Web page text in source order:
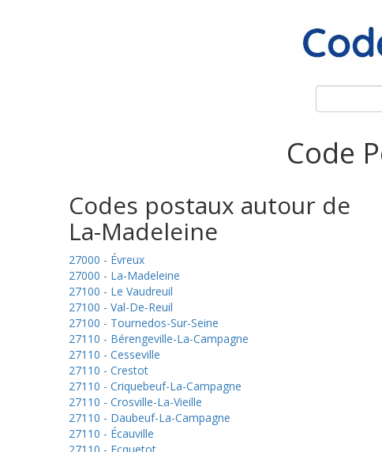
Code
Codes postaux autour de
La-Madeleine
27000 - Évreux
27000 - La-Madeleine
27100 - Le Vaudreuil
27100 - Val-De-Reuil
27100 - Tournedos-Sur-Seine
27110 - Bérengeville-La-Campagne
27110 - Cesseville
27110 - Crestot
27110 - Criquebeuf-La-Campagne
27110 - Crosville-La-Vieille
27110 - Daubeuf-La-Campagne
27110 - Écauville